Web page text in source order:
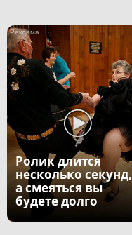
Ролик длится
несколько секунд,
а смеяться вы
будете долго